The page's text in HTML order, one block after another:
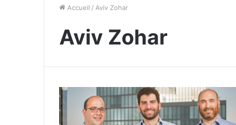
Accueil / Aviv Zohar
Aviv Zohar